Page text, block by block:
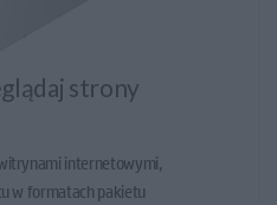
strony
internetowymi,
w formatach pakietu